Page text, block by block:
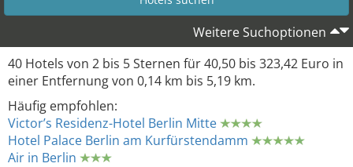
Weitere Suchoptionen
40 Hotels von 2 bis 5 Sternen für 40,50 bis 323,42 Euro in
einer Entfernung von 0,14 km bis 5,19 km.
Häufig empfohlen:
Victor’s Residenz-Hotel Berlin Mitte
Hotel Palace Berlin am Kurfürstendamm
Air in Berlin